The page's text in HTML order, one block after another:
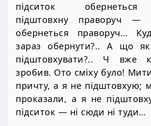
підситок обернеться
підштовхну праворуч —
обернеться праворуч…
зараз обернути?.. А що
підштовхувати?.. Ч вже
зробив. Ото сміху було!
причту, а я не підштовхую;
проказали, а я не
підситок — ні сюди ні туди…